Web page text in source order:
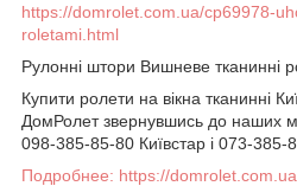
https://domrolet.com.ua/cp69978-
roletami.html
Рулонні штори Вишневе тканинні
Купити ролети на вікна тканинні
ДомРолет звернувшись до наших
098-385-85-80 Київстар і 073-385-
Подробнее: https://